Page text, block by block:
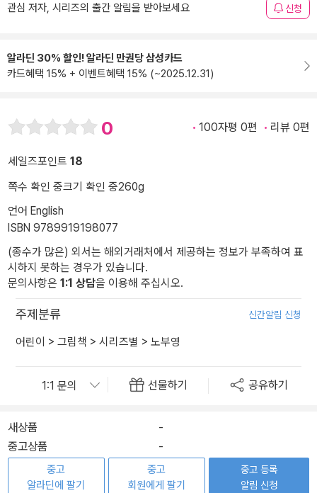
관심 저자, 시리즈의 출간 알림을 받아보세요 신청
알라딘 30% 할인! 알라딘 만권당 삼성카드
카드혜택 15% + 이벤트혜택 15% (~2025.12.31)
0 100자평 0편 리뷰 0편
세일즈포인트 18
쪽수 확인 중크기 확인 중260g
언어 English
ISBN 9789919198077
(종수가 많은) 외서는 해외거래처에서 제공하는 정보가 부족하여 표
시하지 못하는 경우가 있습니다.
문의사항은 1:1 상담을 이용해 주십시오.
주제분류 신간알림 신청
어린이 > 그림책 > 시리즈별 > 노부영
선물하기 공유하기
새상품
-
중고상품
-
중고
알라딘에 팔기
중고
회원에게 팔기
중고 등록
알림 신청